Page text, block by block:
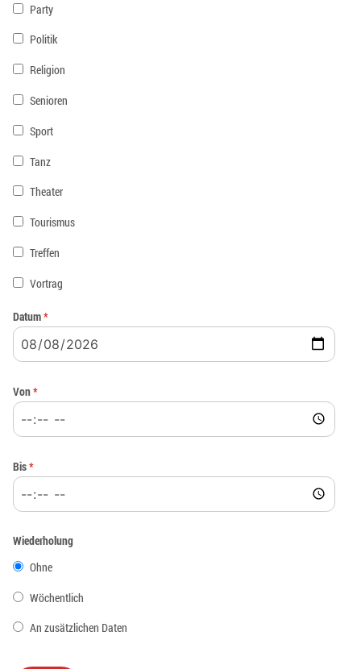
Party
Politik
Religion
Senioren
Sport
Tanz
Theater
Tourismus
Treffen
Vortrag
Datum*
Von*
Bis*
Wiederholung
Ohne
Wöchentlich
An zusätzlichen Daten